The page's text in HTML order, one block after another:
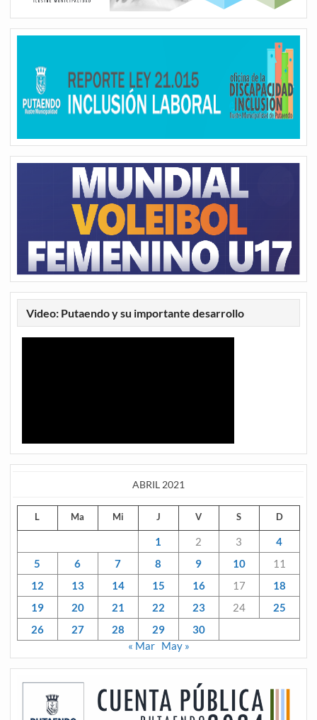
Video: Putaendo y su importante desarrollo
ABRIL 2021
L Ma Mi J V S D
1 2 3
4
5
6 7 8 9 10
11
12
13 14 15 16 17
18
19
20 21 22 23 24
25
26
27 28 29
30
« Mar May »